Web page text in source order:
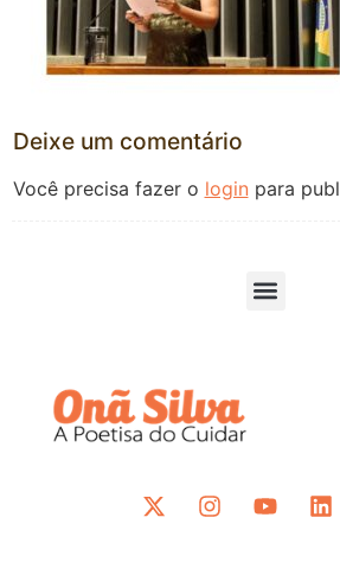
Deixe um comentário
Você precisa fazer o login para